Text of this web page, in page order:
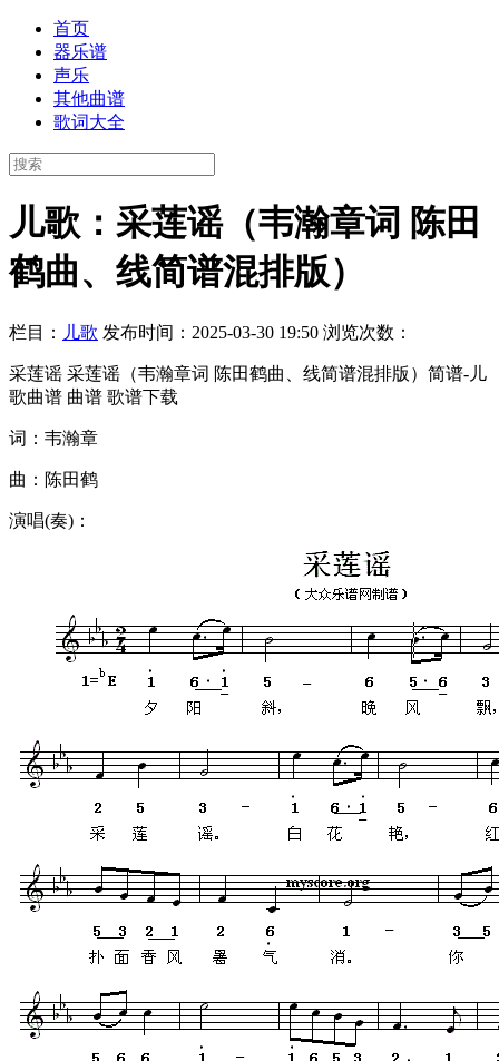
首页
器乐谱
声乐
其他曲谱
歌词大全
儿歌：采莲谣（韦瀚章词 陈田
鹤曲、线简谱混排版）
栏目： 儿歌 发布时间：2025-03-30 19:50 浏览次数：
采莲谣 采莲谣（韦瀚章词 陈田鹤曲、线简谱混排版）简谱-儿
歌曲谱 曲谱 歌谱下载
词：韦瀚章
曲：陈田鹤
演唱(奏)：